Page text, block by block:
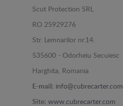
Scut Protection SRL
RO 25929276
Str. Lemnarilor nr.14.
535600 - Odorheiu Secuiesc
Harghita, Romania
E-mail: info@cubrecarter.com
Site: www.cubrecarter.com